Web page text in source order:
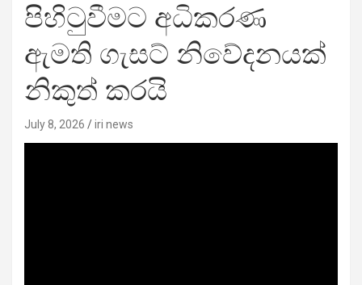
පිහිටුවීමට අධිකරණ
ඇමති ගැසට් නිවේදනයක්
නිකුත් කරයි
July 8, 2026 iri news